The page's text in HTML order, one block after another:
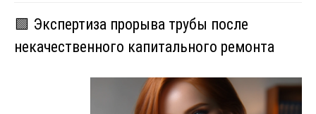
🟩 Экспертиза прорыва трубы после
некачественного капитального ремонта